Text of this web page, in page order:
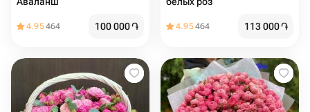
4.95464 100 000֏ 4.95464 113 000֏